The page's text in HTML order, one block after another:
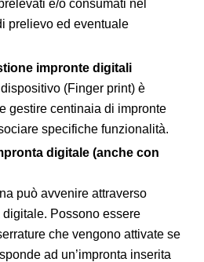
e/o consumati nel
prelievo ed eventuale
impronte digitali
(Finger print) è
gestire centinaia di impronte
specifiche funzionalità.
digitale (anche con
può avvenire attraverso
digitale. Possono essere
che vengono attivate se
ad un’impronta inserita